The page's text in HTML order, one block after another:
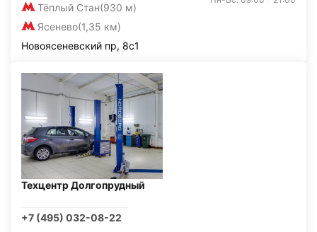
Тёплый Стан(930 м)
Ясенево(1,35 км)
Новоясеневский пр, 8с1
Техцентр Долгопрудный
+7 (495) 032-08-22